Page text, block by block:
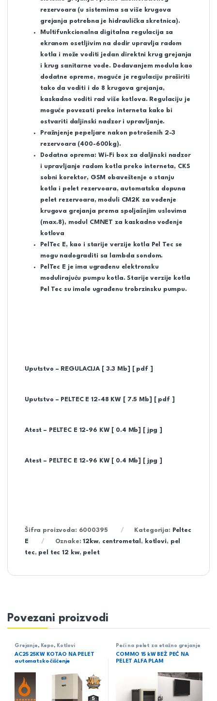
rezervoara (u sistemima sa više krugova
grejanja potrebna je hidraulička skretnica).
Multifunkcionalna digitalna regulacija sa
ekranom osetljivim na dodir upravlja radom
kotla i može voditi jedan direktni krug grejanja
i krug sanitarne vode. Dodavanjem modula kao
dodatne opreme, moguće je regulaciju proširiti
tako da voditi i do 8 krugova grejanja,
kaskadno voditi rad više kotlova. Regulaciju je
moguće povezati preko interneta kako bi
ostvariti daljinski nadzor i upravljanje.
Pražnjenje pepeljare nakon potrošenih 2-3
rezervoara (400-600kg).
Dodatna oprema: Wi-Fi box za daljinski nadzor
i upravljanje radom kotla preko interneta, CKS
sobni korektor, GSM obaveštenje o stanju
kotla i pelet rezervoara, automatska dopuna
pelet rezervoara, moduli CM2K za vođenje
krugova grejanja prema spoljašnjim uslovima
(max.8), modul CMNET za kaskadno vođenje
kotlova
PelTec E, kao i starije verzije kotla Pel Tec se
mogu nadograditi sa lambda sondom.
PelTec E je ima ugrađenu elektronsku
modulirajuću pumpu kotla. Starije verzije kotla
Pel Tec su imale ugrađenu trobrzinsku pumpu.
Uputstvo – REGULACIJA [ 3.3 Mb] [ pdf ]
Uputstvo – PELTEC E 12-48 KW [ 7.5 Mb] [ pdf ]
Atest – PELTEC E 12-96 KW [ 0.4 Mb] [ jpg ]
Atest – PELTEC E 12-96 KW [ 0.4 Mb] [ jpg ]
Šifra proizvoda: 6000395 Kategorija:
Peltec
E
Oznake:12kw, centrometal , kotlovi, pel
tec, pel tec 12 kw, pelet
Povezani proizvodi
Grejanje , Kepo , Kotlovi
AC25 25KW KOTAO NA PELET
automatsko čišćenje
Peći na pelet za etažno grejanje
COMMO 15 kW BEŽ PEĆ NA
PELET ALFA PLAM